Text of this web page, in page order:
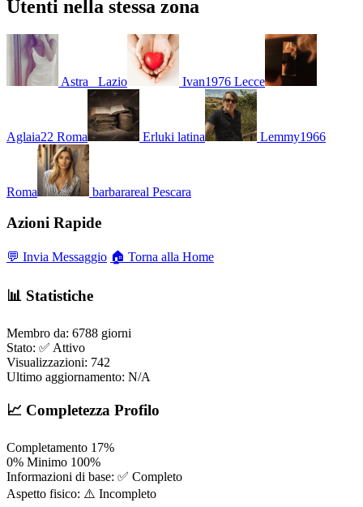
Utenti nella stessa zona
Astra_ Lazio Ivan1976 Lecce
Aglaia22 Roma Erluki latina Lemmy1966
Roma barbarareal Pescara
Azioni Rapide
💬 Invia Messaggio 🏠 Torna alla Home
📊 Statistiche
Membro da: 6788 giorni
Stato: ✅ Attivo
Visualizzazioni: 742
Ultimo aggiornamento: N/A
📈 Completezza Profilo
Completamento 17%
0% Minimo 100%
Informazioni di base: ✅ Completo
Aspetto fisico: ⚠️ Incompleto